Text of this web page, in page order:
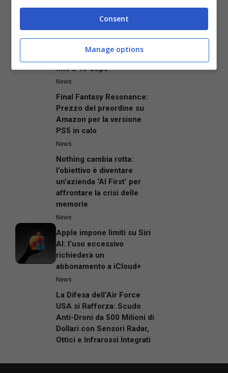
News
ASUS ProArt si Amplia:
SSD di Fascia Alta con
fino a 40 Gbps
News
Final Fantasy Resonance:
Prezzo del preordine su
Amazon per la versione
PS5 in calo
News
Nothing cambia rotta:
l’obiettivo è diventare
un’azienda ‘AI First’ per
affrontare la crisi delle
memorie
News
Apple impone limiti su Siri
AI: l’uso eccessivo
richiederà un
abbonamento a iCloud+
News
La Difesa dell’Air Force
USA si Rafforza: Scudo
Anti-Droni da 500 Milioni di
Dollari con Sensori Radar,
Ottici e Infrarossi Integrati
Consent
Manage options